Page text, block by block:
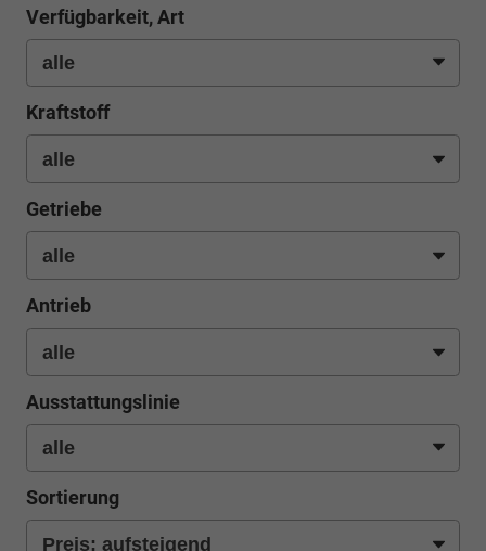
Verfügbarkeit, Art
Kraftstoff
Getriebe
Antrieb
Ausstattungslinie
Sortierung